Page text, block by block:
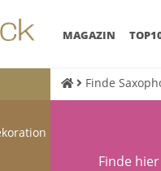
MAGAZIN
Finde
Finde